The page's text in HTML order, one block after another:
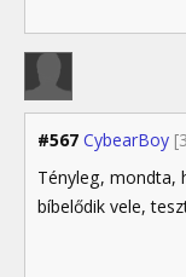
#567 CybearBoy
Tényleg, mondta,
bíbelődik vele,